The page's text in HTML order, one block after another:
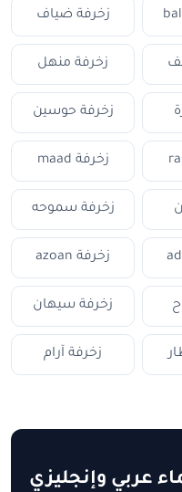
زخرفة ضياف
زخرفة منهل
زخرفة حوسين
زخرفة maad
زخرفة سموحه
زخرفة azoan
زخرفة سيهان
زخرفة آرام
عربي وإنجليزي